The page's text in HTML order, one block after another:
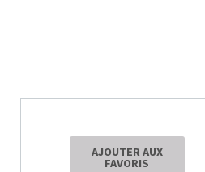
AJOUTER AUX
FAVORIS